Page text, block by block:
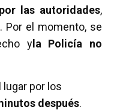
las autoridades,
Por el momento, se
yla Policía no
lugar por los
después.